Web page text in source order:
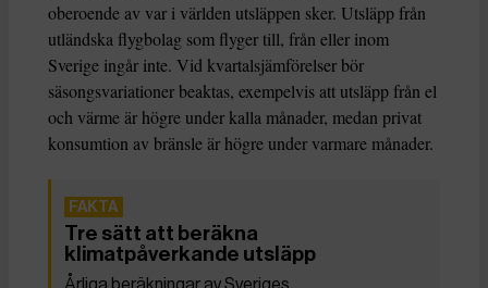
oberoende av var i världen utsläppen sker. Utsläpp från
utländska flygbolag som flyger till, från eller inom
Sverige ingår inte. Vid kvartalsjämförelser bör
säsongsvariationer beaktas, exempelvis att utsläpp från el
och värme är högre under kalla månader, medan privat
konsumtion av bränsle är högre under varmare månader.
Tre sätt att beräkna
klimatpåverkande utsläpp